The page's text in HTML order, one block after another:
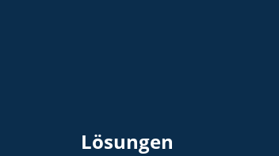
Lösungen